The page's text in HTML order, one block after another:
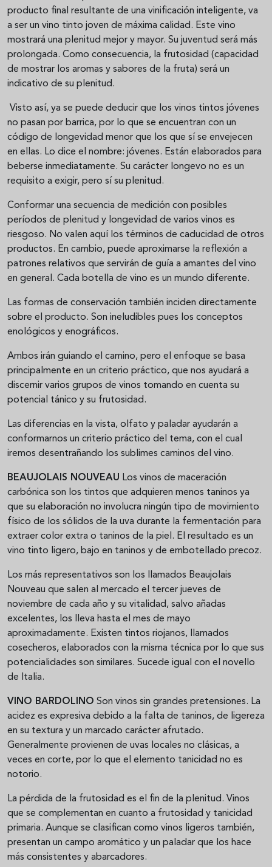
producto final resultante de una vinificación inteligente, va
a ser un vino tinto joven de máxima calidad. Este vino
mostrará una plenitud mejor y mayor. Su juventud será más
prolongada. Como consecuencia, la frutosidad (capacidad
de mostrar los aromas y sabores de la fruta) será un
indicativo de su plenitud.
Visto así, ya se puede deducir que los vinos tintos jóvenes
no pasan por barrica, por lo que se encuentran con un
código de longevidad menor que los que sí se envejecen
en ellas. Lo dice el nombre: jóvenes. Están elaborados para
beberse inmediatamente. Su carácter longevo no es un
requisito a exigir, pero sí su plenitud.
Conformar una secuencia de medición con posibles
períodos de plenitud y longevidad de varios vinos es
riesgoso. No valen aquí los términos de caducidad de otros
productos. En cambio, puede aproximarse la reflexión a
patrones relativos que servirán de guía a amantes del vino
en general. Cada botella de vino es un mundo diferente.
Las formas de conservación también inciden directamente
sobre el producto. Son ineludibles pues los conceptos
enológicos y enográficos.
Ambos irán guiando el camino, pero el enfoque se basa
principalmente en un criterio práctico, que nos ayudará a
discernir varios grupos de vinos tomando en cuenta su
potencial tánico y su frutosidad.
Las diferencias en la vista, olfato y paladar ayudarán a
conformarnos un criterio práctico del tema, con el cual
iremos desentrañando los sublimes caminos del vino.
BEAUJOLAIS NOUVEAU Los vinos de maceración
carbónica son los tintos que adquieren menos taninos ya
que su elaboración no involucra ningún tipo de movimiento
físico de los sólidos de la uva durante la fermentación para
extraer color extra o taninos de la piel. El resultado es un
vino tinto ligero, bajo en taninos y de embotellado precoz.
Los más representativos son los llamados Beaujolais
Nouveau que salen al mercado el tercer jueves de
noviembre de cada año y su vitalidad, salvo añadas
excelentes, los lleva hasta el mes de mayo
aproximadamente. Existen tintos riojanos, llamados
cosecheros, elaborados con la misma técnica por lo que sus
potencialidades son similares. Sucede igual con el novello
de Italia.
VINO BARDOLINO Son vinos sin grandes pretensiones. La
acidez es expresiva debido a la falta de taninos, de ligereza
en su textura y un marcado carácter afrutado.
Generalmente provienen de uvas locales no clásicas, a
veces en corte, por lo que el elemento tanicidad no es
notorio.
La pérdida de la frutosidad es el fin de la plenitud. Vinos
que se complementan en cuanto a frutosidad y tanicidad
primaria. Aunque se clasifican como vinos ligeros también,
presentan un campo aromático y un paladar que los hace
más consistentes y abarcadores.